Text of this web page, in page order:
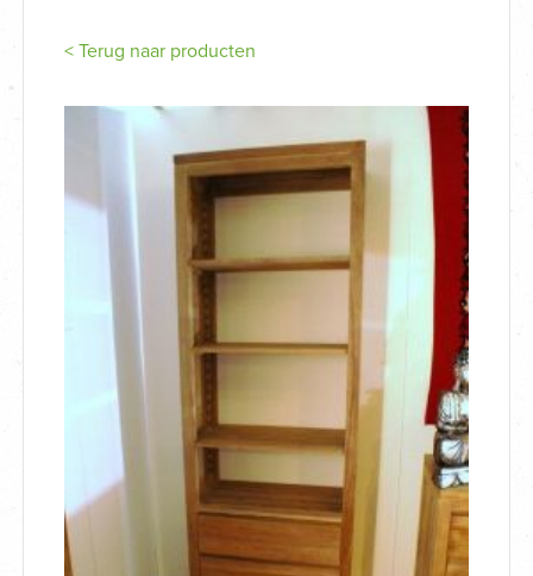
< Terug naar producten